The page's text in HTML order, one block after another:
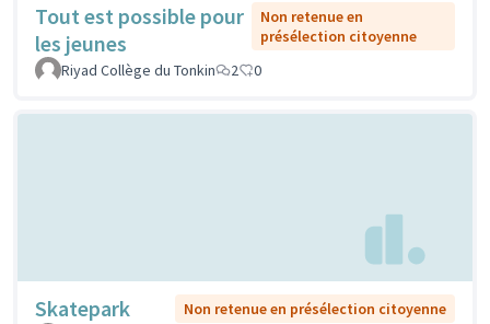
Tout est possible pour
les jeunes
Non retenue en
présélection citoyenne
Riyad Collège du Tonkin
2 0
Skatepark
Non retenue en présélection citoyenne